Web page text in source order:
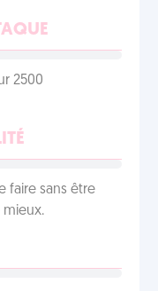
2500
faire sans être